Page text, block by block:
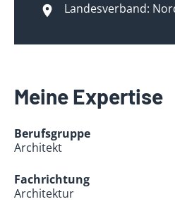
Landesverband:
Meine Expertise
Berufsgruppe
Architekt
Fachrichtung
Architektur